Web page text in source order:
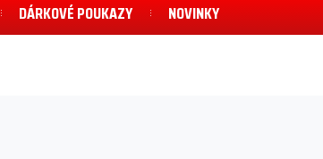
DÁRKOVÉ POUKAZY NOVINKY